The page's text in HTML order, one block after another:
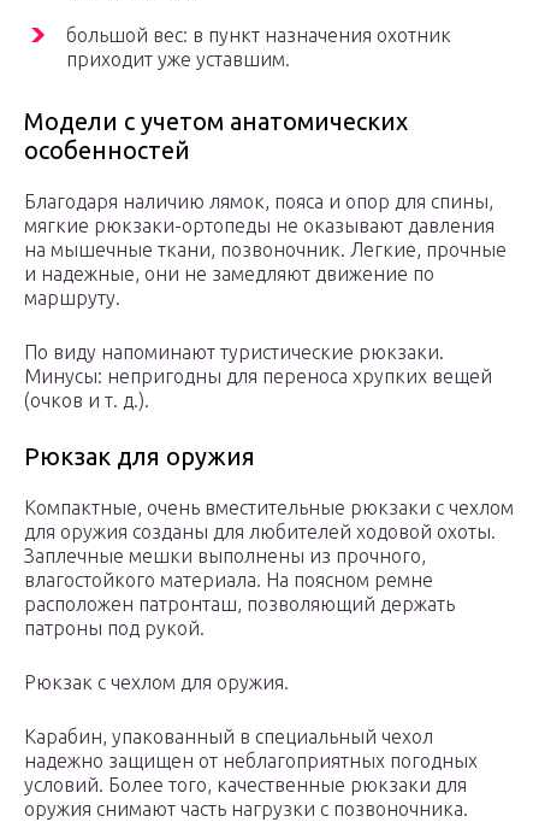
большой вес: в пункт назначения охотник
приходит уже уставшим.
Модели с учетом анатомических
особенностей
Благодаря наличию лямок, пояса и опор для спины,
мягкие рюкзаки-ортопеды не оказывают давления
на мышечные ткани, позвоночник. Легкие, прочные
и надежные, они не замедляют движение по
маршруту.
По виду напоминают туристические рюкзаки.
Минусы: непригодны для переноса хрупких вещей
(очков и т. д.).
Рюкзак для оружия
Компактные, очень вместительные рюкзаки с чехлом
для оружия созданы для любителей ходовой охоты.
Заплечные мешки выполнены из прочного,
влагостойкого материала. На поясном ремне
расположен патронташ, позволяющий держать
патроны под рукой.
Рюкзак с чехлом для оружия.
Карабин, упакованный в специальный чехол
надежно защищен от неблагоприятных погодных
условий. Более того, качественные рюкзаки для
оружия снимают часть нагрузки с позвоночника.